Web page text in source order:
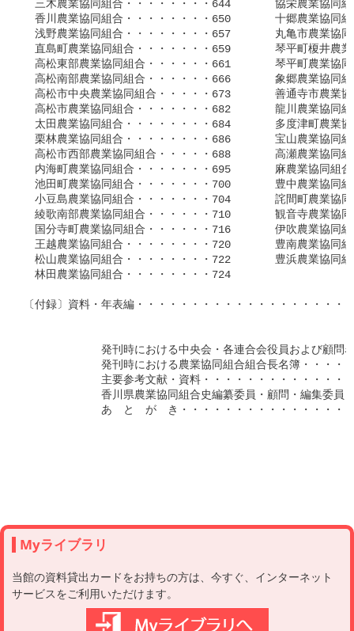
Myライブラリ
当館の資料貸出カードをお持ちの方は、今すぐ、インターネット
サービスをご利用いただけます。